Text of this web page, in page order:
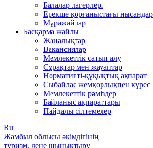
Балалар лагерлері
Ерекше қорғаныстағы нысандар
Мұражайлар
Басқарма жайлы
Жаналықтар
Вакансиялар
Мемлекеттiк сатып алу
Сұрақтар мен жауаптар
Нормативті-құқықтық ақпарат
Сыбайлас жемқорлықпен күрес
Мемлекеттік рәміздер
Байланыс ақпараттары
Пайдалы сілтемелер
Ru
Жамбыл облысы әкімдігінің
туризм, дене шынықтыру